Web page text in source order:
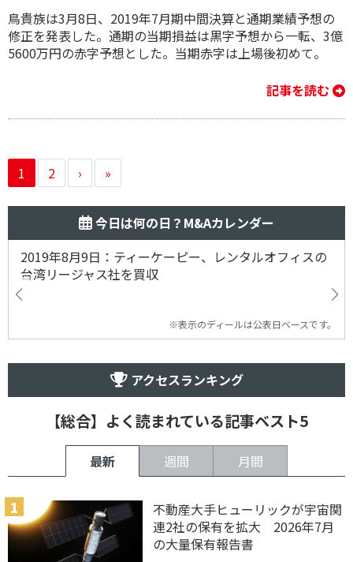
鳥貴族は3月8日、2019年7月期中間決算と通期業績予想の
修正を発表した。通期の当期損益は黒字予想から一転、3億
5600万円の赤字予想とした。当期赤字は上場後初めて。
記事を読む
1 2 › »
今日は何の日？M&Aカレンダー
2019年8月9日：ティーケーピー、レンタルオフィスの
台湾リージャス社を買収
※表示のディールは公表日ベースです。
アクセスランキング
【総合】よく読まれている記事ベスト5
最新 週間 月間
不動産大手ヒューリックが宇宙関
連2社の保有を拡大 2026年7月
の大量保有報告書